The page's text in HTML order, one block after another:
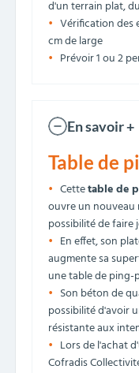
d'un terrain plat,
Vérification des
cm de large
Prévoir 1 ou 2
En savoir +
Table de
Cettetable de
ouvre un nouveau
possibilité de faire
En effet, son
augmente sa
une table de
Son béton de
possibilité d'avoir
résistante aux
Lors de l'achat
Cofradis